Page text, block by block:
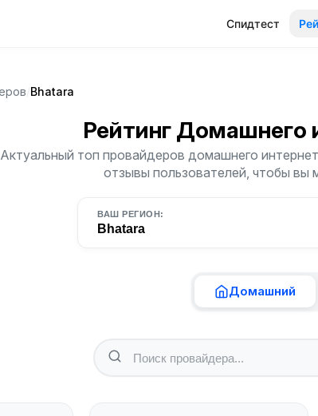
Спидтест
Bhatara
Рейтинг Домашнего
Актуальный топ провайдеров домашнего
отзывы пользователей, чтобы вы
ВАШ РЕГИОН:
Bhatara
Домашний